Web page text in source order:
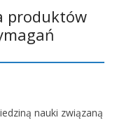
produktów
nauki związaną